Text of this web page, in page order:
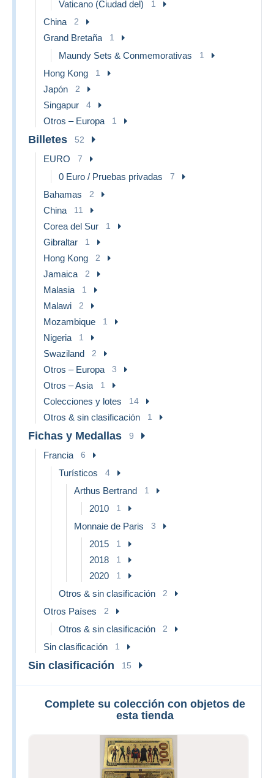
Vaticano (Ciudad del) 1
China 2
Grand Bretaña 1
Maundy Sets & Conmemorativas 1
Hong Kong 1
Japón 2
Singapur 4
Otros – Europa 1
Billetes 52
EURO 7
0 Euro / Pruebas privadas 7
Bahamas 2
China 11
Corea del Sur 1
Gibraltar 1
Hong Kong 2
Jamaica 2
Malasia 1
Malawi 2
Mozambique 1
Nigeria 1
Swaziland 2
Otros – Europa 3
Otros – Asia 1
Colecciones y lotes 14
Otros & sin clasificación 1
Fichas y Medallas 9
Francia 6
Turísticos 4
Arthus Bertrand 1
2010 1
Monnaie de Paris 3
2015 1
2018 1
2020 1
Otros & sin clasificación 2
Otros Países 2
Otros & sin clasificación 2
Sin clasificación 1
Sin clasificación 15
Complete su colección con objetos de
esta tienda